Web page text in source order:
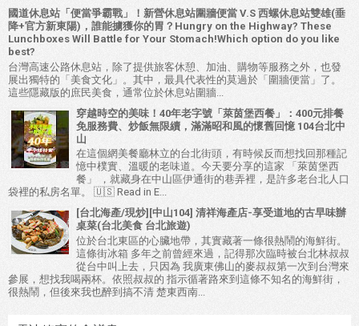
國道休息站「便當爭霸戰」！新營休息站圍牆便當 V.S 西螺休息站雙雄(垂
降+官方新東陽)，誰能擄獲你的胃？Hungry on the Highway? These
Lunchboxes Will Battle for Your Stomach!Which option do you like
best?
台灣高速公路休息站，除了提供旅客休憩、加油、購物等服務之外，也發
展出獨特的「美食文化」。其中，最具代表性的莫過於「圍牆便當」了。
這些隱藏版的庶民美食，通常位於休息站圍牆...
穿越時空的美味！40年老字號「萊茵堡西餐」：400元排餐
免服務費、炒飯無限續，滿滿昭和風的懷舊回憶 104台北中
山
在這個網美餐廳林立的台北街頭，有時候反而想找回那種記
憶中樸實、溫暖的老味道。今天要分享的這家 「萊茵堡西
餐」 ，就藏身在中山區伊通街的巷弄裡，是許多老台北人口
袋裡的私房名單。 🇺🇸 Read in E...
[台北海產/現炒][中山104] 清祥海產店-享受道地的古早味辦
桌菜(台北美食 台北旅遊)
位於台北東區的心臟地帶，其實藏著一條很熱鬧的海鮮街。
這條街冰箱 多年之前曾經來過，記得那次臨時被台北林叔叔
從台中叫上去，只因為 我廣東佛山的麥叔叔第一次到台灣來
參展，想找我喝兩杯。依照叔叔的 指示循著路來到這條不知名的海鮮街，
很熱鬧，但後來我也醉到搞不清 楚東西南...